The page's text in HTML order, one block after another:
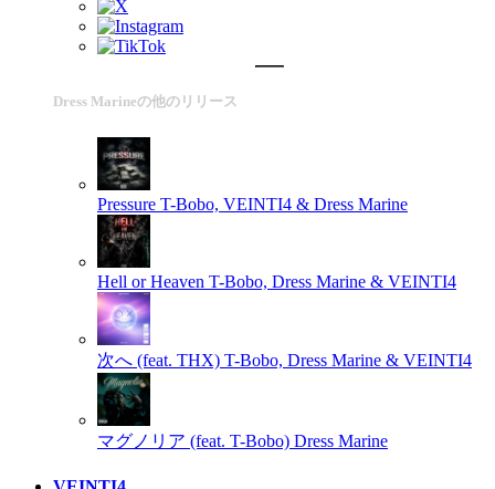
Dress Marineの他のリリース
Pressure T-Bobo, VEINTI4 & Dress Marine
Hell or Heaven T-Bobo, Dress Marine & VEINTI4
次へ (feat. THX) T-Bobo, Dress Marine & VEINTI4
マグノリア (feat. T-Bobo) Dress Marine